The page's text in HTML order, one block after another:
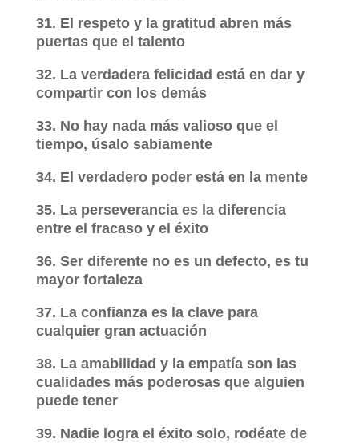
31. El respeto y la gratitud abren más
puertas que el talento
32. La verdadera felicidad está en dar y
compartir con los demás
33. No hay nada más valioso que el
tiempo, úsalo sabiamente
34. El verdadero poder está en la mente
35. La perseverancia es la diferencia
entre el fracaso y el éxito
36. Ser diferente no es un defecto, es tu
mayor fortaleza
37. La confianza es la clave para
cualquier gran actuación
38. La amabilidad y la empatía son las
cualidades más poderosas que alguien
puede tener
39. Nadie logra el éxito solo, rodéate de